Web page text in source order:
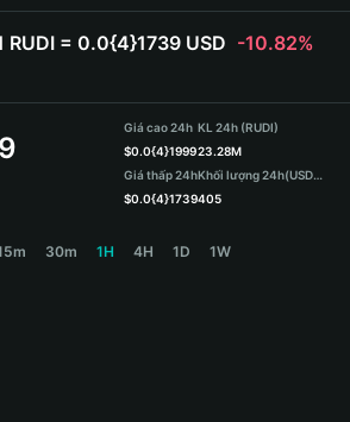
RUDI = 0.0{4}1739 USD -10.82%
Giá cao 24h
$0.0{4}1999
Giá thấp 24h
$0.0{4}1739
KL 24h (RUDI)
23.28M
Khối lượng 24h(USDT)
405
30m 1H 4H 1D 1W